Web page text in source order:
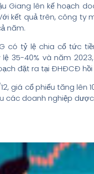
Giang lên kế hoạch
kết quả trên, công
năm.
có tỷ lệ chia cổ tức
35-40% và năm
đặt ra tại ĐHĐCĐ
giá cổ phiếu tăng lên
các doanh nghiệp